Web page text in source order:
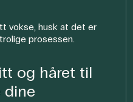
vokse, husk at det er
prosessen.
og håret til
dine